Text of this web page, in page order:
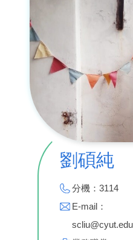
劉碩純
分機：3114
E-mail：